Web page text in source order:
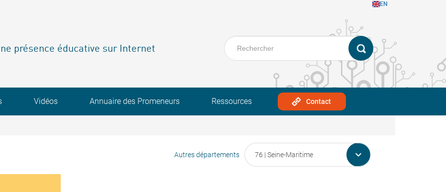
EN
présence éducative sur Internet
Vidéos Annuaire des Promeneurs Ressources Contact
Autres départements 